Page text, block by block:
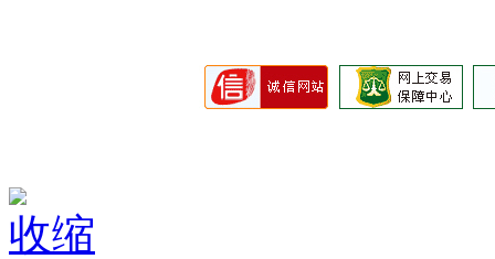
收缩